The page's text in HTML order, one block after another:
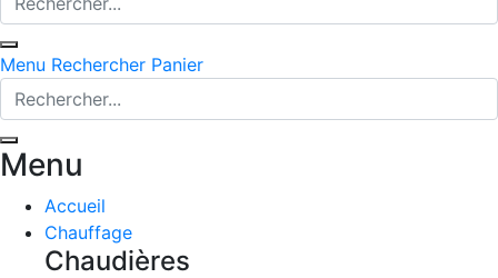
Menu Rechercher Panier
Menu
Accueil
Chauffage
Chaudières